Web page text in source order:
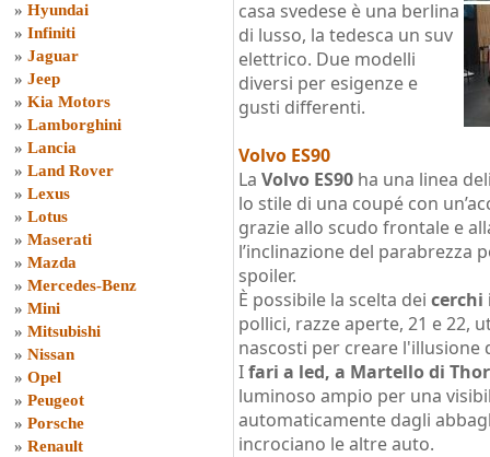
» Hyundai
» Infiniti
» Jaguar
» Jeep
» Kia Motors
» Lamborghini
» Lancia
» Land Rover
» Lexus
» Lotus
» Maserati
» Mazda
» Mercedes-Benz
» Mini
» Mitsubishi
» Nissan
» Opel
» Peugeot
» Porsche
» Renault
casa svedese è una berlina
di lusso, la tedesca un suv
elettrico. Due modelli
diversi per esigenze e
gusti differenti.
Volvo ES90
La Volvo ES90 ha una linea
lo stile di una coupé con
grazie allo scudo frontale e
l’inclinazione del parabrezza
spoiler.
È possibile la scelta dei cerchi
pollici, razze aperte, 21 e 22,
nascosti per creare
Ifari a led, a Martello di Thor
luminoso ampio per una
automaticamente dagli
incrociano le altre auto.